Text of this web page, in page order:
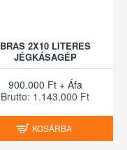
BRAS 2X10 LITERES
JÉGKÁSAGÉP
900.000 Ft + Áfa
Brutto: 1.143.000 Ft
KOSÁRBA